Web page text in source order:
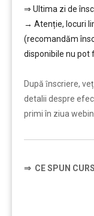
⇒ Ultima zi de
→ Atenție, locuri
(recomandăm
disponibile nu pot
După ȋnscriere,
detalii despre
primi în ziua
⇒ CE SPUN